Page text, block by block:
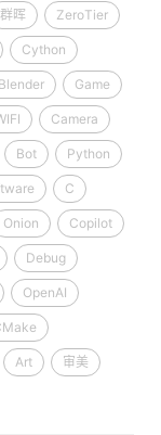
群晖 ZeroTier
Cython
Blender Game
Camera
Bot Python
C
Onion Copilot
Debug
OpenAI
Art 审美